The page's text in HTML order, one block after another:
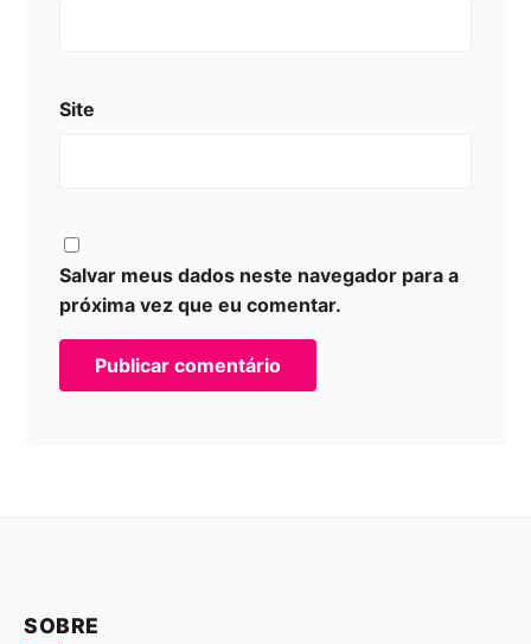
Site
Salvar meus dados neste navegador para a
próxima vez que eu comentar.
SOBRE